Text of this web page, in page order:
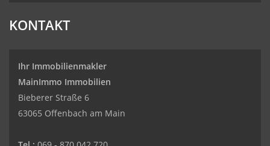
KONTAKT
Ihr Immobilienmakler
MainImmo Immobilien
Bieberer Straße 6
63065 Offenbach am Main